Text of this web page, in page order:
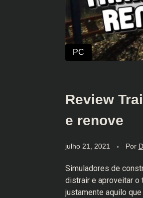
Review
e renove
julho 21, 2021 Por
Simuladores de
distrair e aproveitar o
justamente aquilo